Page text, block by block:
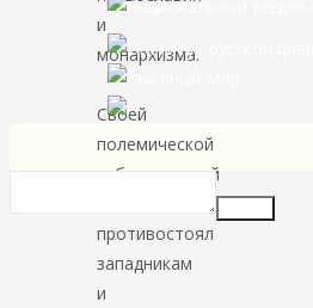
и
монархизма.
Своей
полемической
публицистикой
противостоял
западникам
и